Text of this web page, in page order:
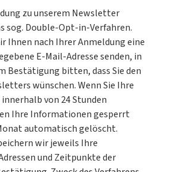
zu unserem Newsletter
sog. Double-Opt-in-Verfahren.
Ihnen nach Ihrer Anmeldung eine
E-Mail-Adresse senden, in
Bestätigung bitten, dass Sie den
wünschen. Wenn Sie Ihre
von 24 Stunden
Ihre Informationen gesperrt
automatisch gelöscht.
wir jeweils Ihre
und Zeitpunkte der